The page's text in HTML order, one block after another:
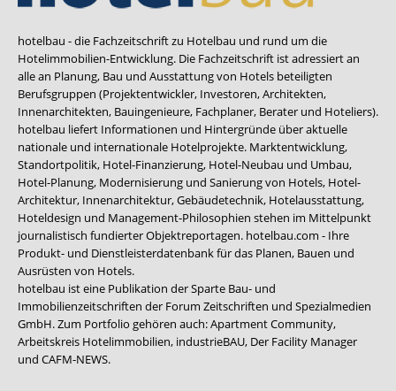
hotelbau - die Fachzeitschrift zu Hotelbau und rund um die
Hotelimmobilien-Entwicklung. Die Fachzeitschrift ist adressiert an
alle an Planung, Bau und Ausstattung von Hotels beteiligten
Berufsgruppen (Projektentwickler, Investoren, Architekten,
Innenarchitekten, Bauingenieure, Fachplaner, Berater und Hoteliers).
hotelbau liefert Informationen und Hintergründe über aktuelle
nationale und internationale Hotelprojekte. Marktentwicklung,
Standortpolitik, Hotel-Finanzierung, Hotel-Neubau und Umbau,
Hotel-Planung, Modernisierung und Sanierung von Hotels, Hotel-
Architektur, Innenarchitektur, Gebäudetechnik, Hotelausstattung,
Hoteldesign und Management-Philosophien stehen im Mittelpunkt
journalistisch fundierter Objektreportagen. hotelbau.com - Ihre
Produkt- und Dienstleisterdatenbank für das Planen, Bauen und
Ausrüsten von Hotels.
hotelbau ist eine Publikation der Sparte Bau- und
Immobilienzeitschriften der Forum Zeitschriften und Spezialmedien
GmbH. Zum Portfolio gehören auch:Apartment Community,
Arbeitskreis Hotelimmobilien, industrieBAU, Der Facility Manager
und CAFM-NEWS.